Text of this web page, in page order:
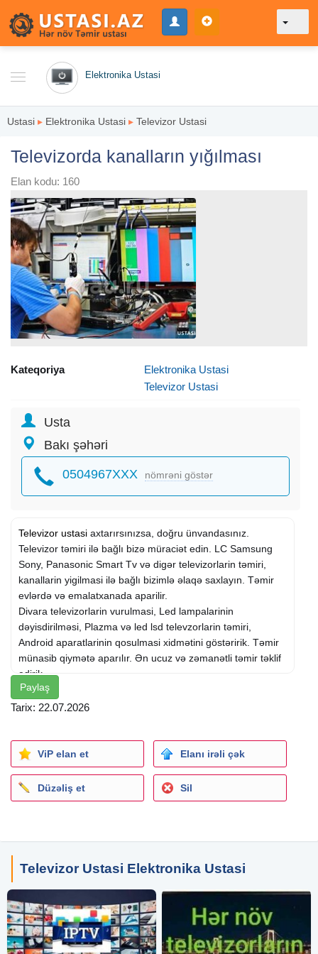
Elektronika Ustasi
Ustasi ▸ Elektronika Ustasi ▸ Televizor Ustasi
Televizorda kanalların yığılması
Elan kodu: 160
Kateqoriya
Elektronika Ustasi
Televizor Ustasi
Usta
Bakı şəhəri
0504967XXX nömrəni göstər
Televizor ustasi axtarırsınızsa, doğru ünvandasınız.
Televizor təmiri ilə bağlı bizə müraciət edin. LC Samsung
Sony, Panasonic Smart Tv və digər televizorlarin təmiri,
kanallarin yigilmasi ilə bağlı bizimlə əlaqə saxlayın. Təmir
evlərdə və emalatxanada aparilir.
Divara televizorlarin vurulmasi, Led lampalarinin
dəyisdirilməsi, Plazma və led lsd televzorlarin təmiri,
Android aparatlarinin qosulmasi xidmətini göstəririk. Təmir
münasib qiymətə aparılır. Ən ucuz və zəmanətli təmir təklif
edirik.
Televizorda kanalların yığılması ilə bağlı bizimlə əlaqə
saxlayın. Zənginizdən dərhal sonra dediyiniz ünvana gəlirik,
göstəririk.
Paylaş
Tarix: 22.07.2026
ViP elan et Elanı irəli çək
Düzəliş et Sil
Televizor Ustasi Elektronika Ustasi